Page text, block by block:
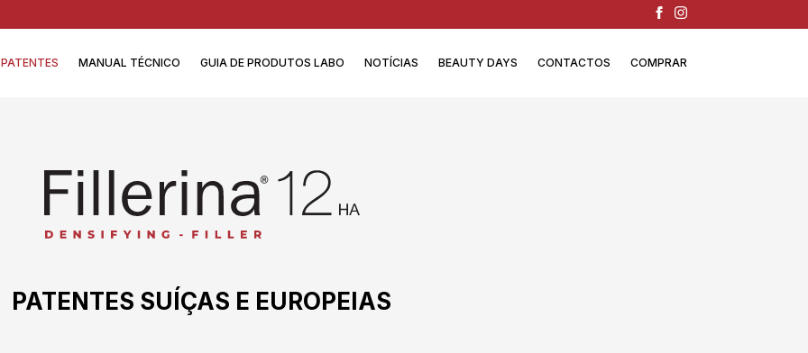
PATENTES MANUAL TÉCNICO GUIA DE PRODUTOS LABO NOTÍCIAS BEAUTY DAYS CONTACTOS COMPRAR
PATENTES SUÍÇAS E EUROPEIAS